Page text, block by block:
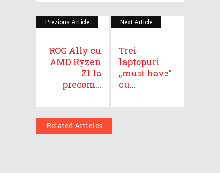
Previous Article
ROG Ally cu
AMD Ryzen
Z1 la
precom...
Next Article
Trei
laptopuri
„must have"
cu...
Related Articles